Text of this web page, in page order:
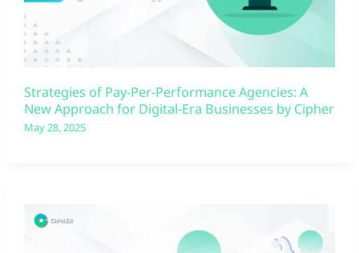
Strategies of Pay-Per-Performance Agencies: A
New Approach for Digital-Era Businesses by Cipher
May 28, 2025